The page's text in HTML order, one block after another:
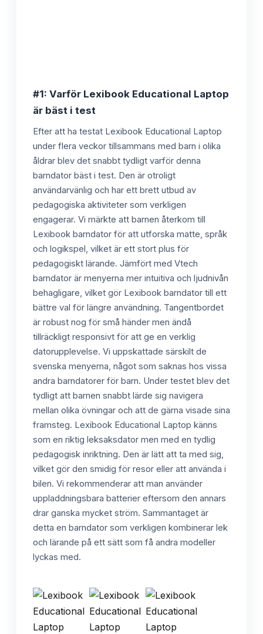
#1: Varför Lexibook Educational Laptop
är bäst i test
Efter att ha testat Lexibook Educational Laptop
under flera veckor tillsammans med barn i olika
åldrar blev det snabbt tydligt varför denna
barndator bäst i test. Den är otroligt
användarvänlig och har ett brett utbud av
pedagogiska aktiviteter som verkligen
engagerar. Vi märkte att barnen återkom till
Lexibook barndator för att utforska matte, språk
och logikspel, vilket är ett stort plus för
pedagogiskt lärande. Jämfört med Vtech
barndator är menyerna mer intuitiva och ljudnivån
behagligare, vilket gör Lexibook barndator till ett
bättre val för längre användning. Tangentbordet
är robust nog för små händer men ändå
tillräckligt responsivt för att ge en verklig
datorupplevelse. Vi uppskattade särskilt de
svenska menyerna, något som saknas hos vissa
andra barndatorer för barn. Under testet blev det
tydligt att barnen snabbt lärde sig navigera
mellan olika övningar och att de gärna visade sina
framsteg. Lexibook Educational Laptop känns
som en riktig leksaksdator men med en tydlig
pedagogisk inriktning. Den är lätt att ta med sig,
vilket gör den smidig för resor eller att använda i
bilen. Vi rekommenderar att man använder
uppladdningsbara batterier eftersom den annars
drar ganska mycket ström. Sammantaget är
detta en barndator som verkligen kombinerar lek
och lärande på ett sätt som få andra modeller
lyckas med.